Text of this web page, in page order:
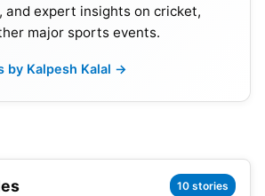
and expert insights on cricket,
major sports events.
by Kalpesh Kalal →
10 stories